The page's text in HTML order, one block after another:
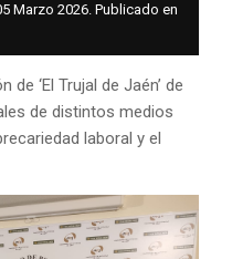
Marzo 2026. Publicado en
‘El Trujal de Jaén’ de
de distintos medios
laboral y el